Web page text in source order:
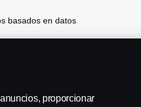
basados en datos
proporcionar